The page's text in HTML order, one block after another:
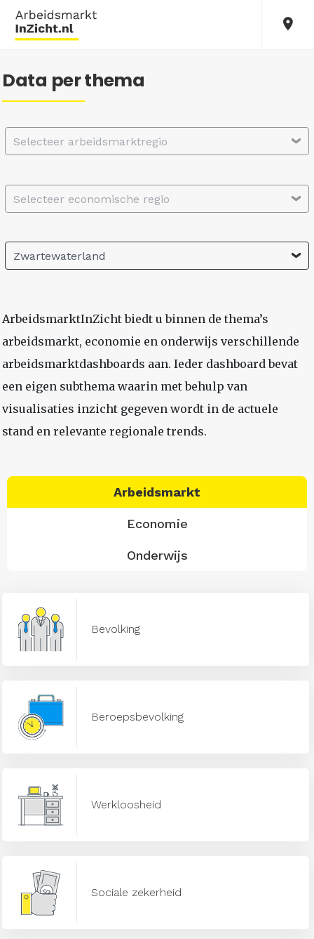
Data per thema
Selecteer arbeidsmarktregio
Selecteer economische regio
Zwartewaterland
ArbeidsmarktInZicht biedt u binnen de thema’s
arbeidsmarkt, economie en onderwijs verschillende
arbeidsmarktdashboards aan. Ieder dashboard bevat
een eigen subthema waarin met behulp van
visualisaties inzicht gegeven wordt in de actuele
stand en relevante regionale trends.
Arbeidsmarkt
Economie
Onderwijs
Bevolking
Beroepsbevolking
Werkloosheid
Sociale zekerheid